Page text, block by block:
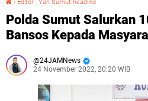
› Editor : Yan Sumut headline
Polda Sumut Salurkan
Bansos Kepada
24JAMNews
24 November 2022, 20:20 WIB